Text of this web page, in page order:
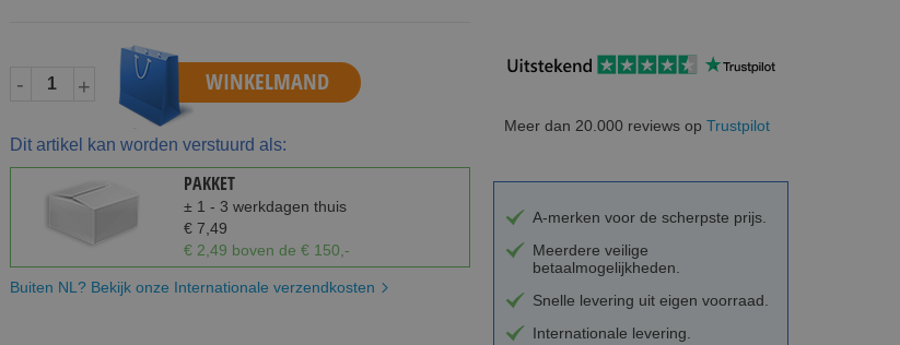
- + WINKELMAND
Dit artikel kan worden verstuurd als:
PAKKET
± 1 - 3 werkdagen thuis
€ 7,49
€ 2,49 boven de € 150,-
Buiten NL? Bekijk onze Internationale verzendkosten
Meer dan 20.000 reviews op Trustpilot
A-merken voor de scherpste prijs.
Meerdere veilige
betaalmogelijkheden.
Snelle levering uit eigen voorraad.
Internationale levering.